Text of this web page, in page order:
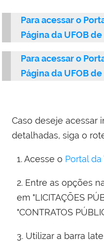
Para acessar o
Página da UFOB
Para acessar o
Página da UFOB
Caso deseje acessar
detalhadas, siga o
1. Acesse o Portal da
2. Entre as opções
em "LICITAÇÕES
"CONTRATOS
3. Utilizar a barra